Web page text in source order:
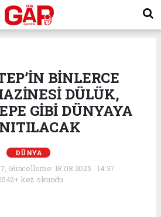
BİNLERCE
DÜLÜK,
GİBİ DÜNYAYA
DÜNYA
Güncelleme: 18.08.2025 - 14:37
kez okundu.